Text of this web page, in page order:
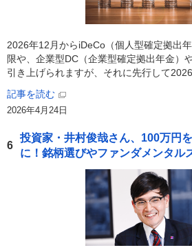
2026年12月からiDeCo（個人型確定拠出
限や、企業型DC（企業型確定拠出年金）
引き上げられますが、それに先行して
記事を読む
2026年4月24日
6
投資家・井村俊哉さん、100万円
に！銘柄選びやファンダメンタル